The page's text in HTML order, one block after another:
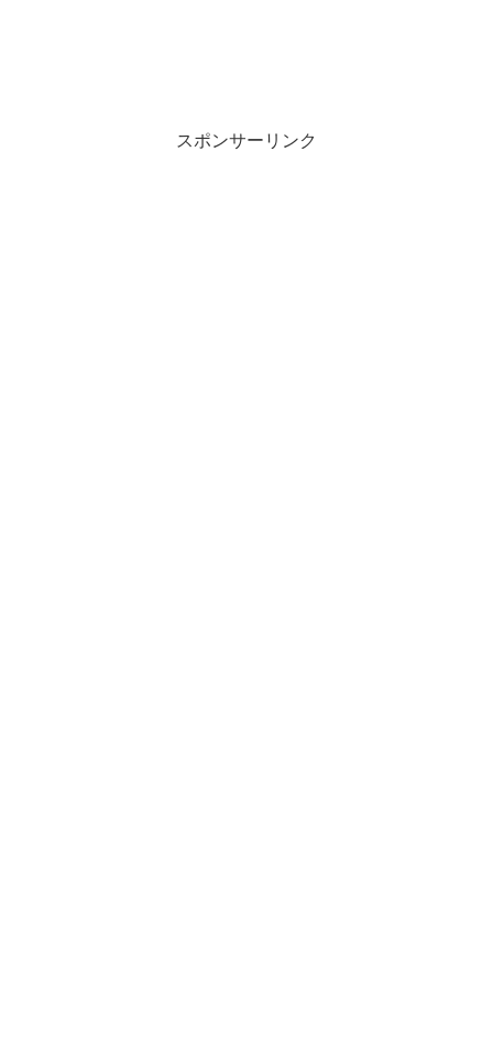
スポンサーリンク